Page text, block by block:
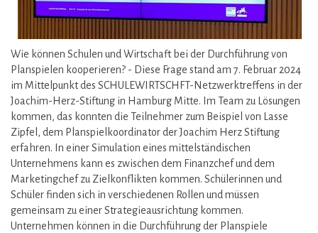
Wie können Schulen und Wirtschaft bei der Durchführung von
Planspielen kooperieren? - Diese Frage stand am 7. Februar 2024
im Mittelpunkt des SCHULEWIRTSCHFT-Netzwerktreffens in der
Joachim-Herz-Stiftung in Hamburg Mitte. Im Team zu Lösungen
kommen, das konnten die Teilnehmer zum Beispiel von Lasse
Zipfel, dem Planspielkoordinator der Joachim Herz Stiftung
erfahren. In einer Simulation eines mittelständischen
Unternehmens kann es zwischen dem Finanzchef und dem
Marketingchef zu Zielkonflikten kommen. Schülerinnen und
Schüler finden sich in verschiedenen Rollen und müssen
gemeinsam zu einer Strategieausrichtung kommen.
Unternehmen können in die Durchführung der Planspiele